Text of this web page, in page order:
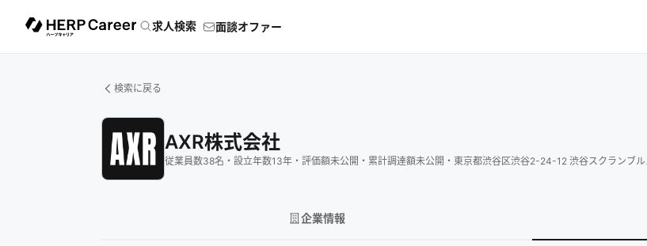
求人検索 面談オファー
検索に戻る
AXR株式会社
従業員数38名 ・ 設立年数13年 ・ 評価額未公開 ・ 累計調達額未公開 ・ 東京都渋谷区渋谷2-24-12 渋谷スクランブ
企業情報